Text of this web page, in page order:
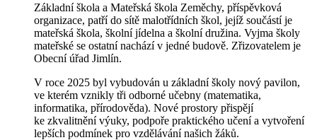
Základní škola a Mateřská škola Zeměchy, příspěvková
organizace, patří do sítě malotřídních škol, jejíž součástí je
mateřská škola, školní jídelna a školní družina. Vyjma školy
mateřské se ostatní nachází v jedné budově. Zřizovatelem je
Obecní úřad Jimlín.
V roce 2025 byl vybudován u základní školy nový pavilon,
ve kterém vznikly tři odborné učebny (matematika,
informatika, přírodověda). Nové prostory přispějí
ke zkvalitnění výuky, podpoře praktického učení a vytvoření
lepších podmínek pro vzdělávání našich žáků.